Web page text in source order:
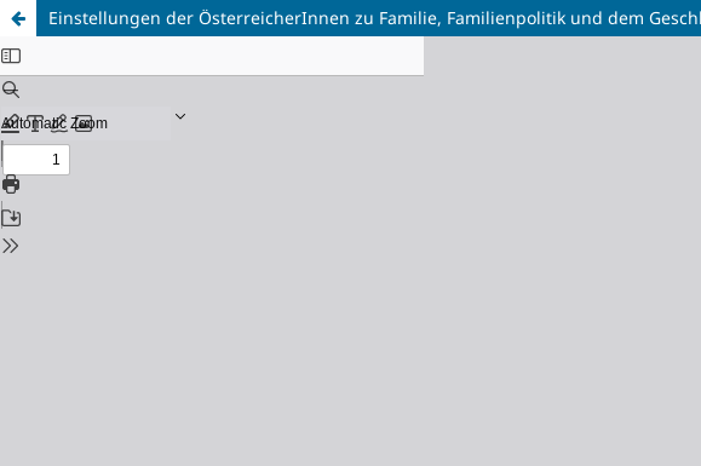
Einstellungen der ÖsterreicherInnen zu Familie, Familienpolitik und dem